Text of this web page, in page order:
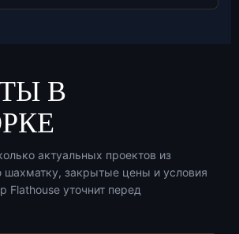
В
актуальных проектов из
закрытые цены и условия
Flathouse уточнит перед